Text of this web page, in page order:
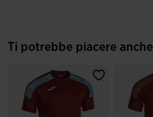
Ti potrebbe piacere anche